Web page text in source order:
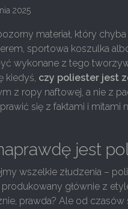
2025
materiał, który
sportowa koszulka
wykonane z tego
kiedyś, czy poliester jest
z ropy naftowej, a nie z
się z faktami i mitami
jest
wszelkie złudzenia –
głównie z
prawda? Ale od